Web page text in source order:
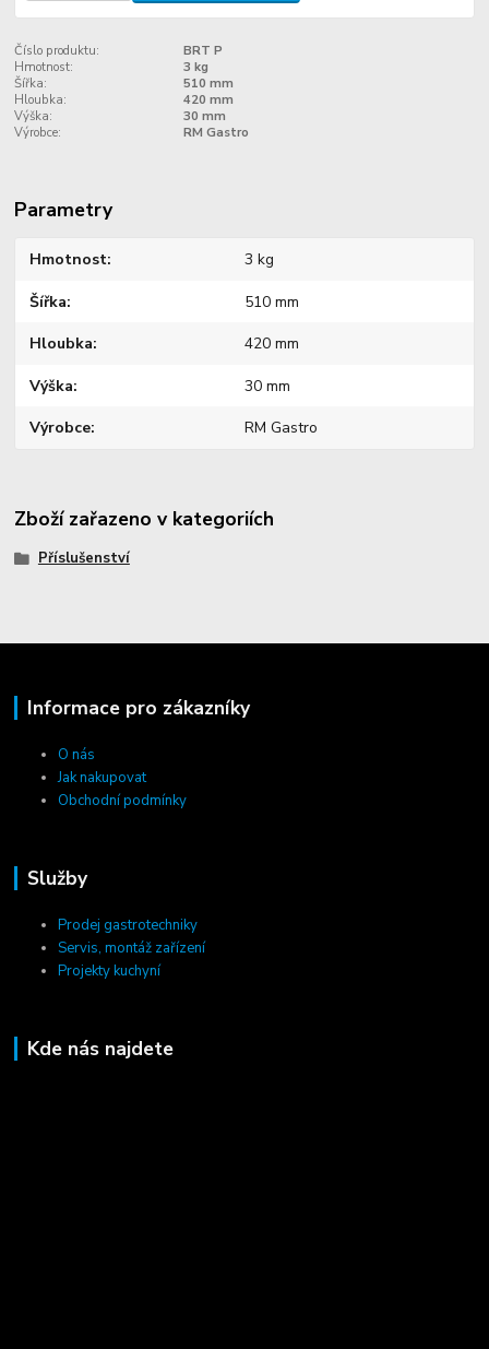
Číslo produktu:
BRT P
Hmotnost:
3 kg
Šířka:
510 mm
Hloubka:
420 mm
Výška:
30 mm
Výrobce:
RM Gastro
Parametry
Hmotnost 3 kg
Šířka 510 mm
Hloubka 420 mm
Výška 30 mm
Výrobce RM Gastro
Zboží zařazeno v kategoriích
Příslušenství
Informace pro zákazníky
O nás
Jak nakupovat
Obchodní podmínky
Služby
Prodej gastrotechniky
Servis, montáž zařízení
Projekty kuchyní
Kde nás najdete